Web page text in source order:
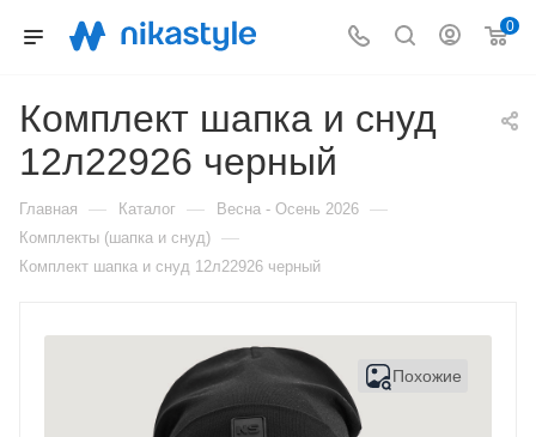
0
Комплект шапка и снуд
12л22926 черный
Главная — Каталог — Весна - Осень 2026 —
Комплекты (шапка и снуд) —
Комплект шапка и снуд 12л22926 черный
Похожие